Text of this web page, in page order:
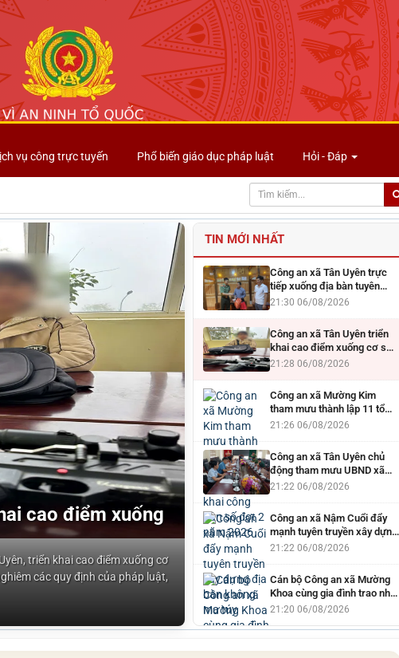
vụ công trực tuyến Phổ biến giáo dục pháp luật Hỏi - Đáp
cao điểm xuống
triển khai cao điểm xuống cơ
các quy định của pháp luật,
TIN MỚI NHẤT
Công an xã Tân Uyên trực
tiếp xuống địa bàn tuyên
truyền...
21:30 06/08/2026
Công an xã Tân Uyên triển
khai cao điểm xuống cơ sở
tuyên...
21:28 06/08/2026
Công an xã Mường Kim
tham mưu thành lập 11 tổ
công tác đẩy...
21:26 06/08/2026
Công an xã Tân Uyên chủ
động tham mưu UBND xã
Tân Uyên hội...
21:22 06/08/2026
Công an xã Nậm Cuổi đẩy
mạnh tuyên truyền xây dựng
địa bàn...
21:22 06/08/2026
Cán bộ Công an xã Mường
Khoa cùng gia đình trao nhu
yếu phẩm...
21:20 06/08/2026